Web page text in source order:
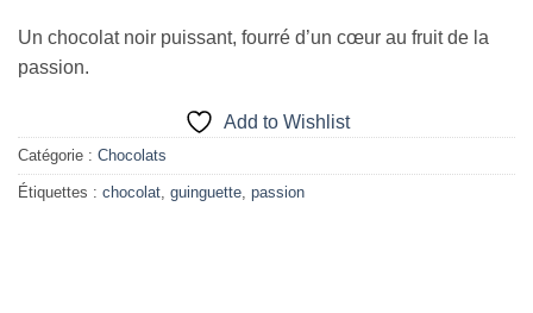
Un chocolat noir puissant, fourré d’un cœur au fruit de la
passion.
Add to Wishlist
Catégorie : Chocolats
Étiquettes : chocolat, guinguette, passion